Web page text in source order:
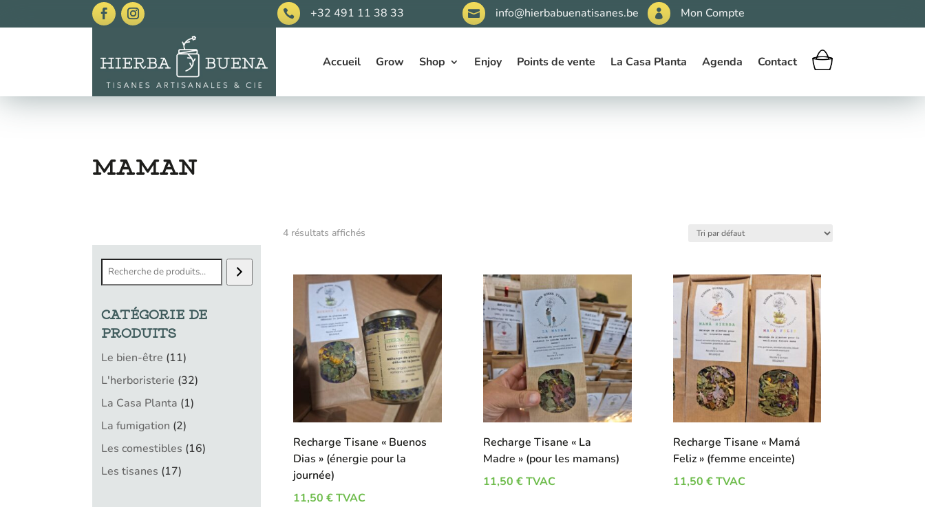
 +32 491 11 38 33  info@hierbabuenatisanes.be  Mon Compte
Accueil Grow Shop Enjoy Points de vente La Casa Planta Agenda Contact
MAMAN
Recherche
CATÉGORIE DE
PRODUITS
Le bien-être 1111
produits
L'herboristerie 3232
La Casa Planta 11
La fumigation 22
produits
Les comestibles 1616
Les tisanes 1717
4 résultats affichés
Recharge Tisane « Buenos
Dias » (énergie pour la
journée)
11,50€TVAC
Recharge Tisane « La
Madre » (pour les mamans)
11,50€TVAC
Recharge Tisane « Mamá
Feliz » (femme enceinte)
11,50 €TVAC